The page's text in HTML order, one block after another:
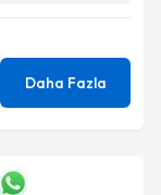
Daha Fazla